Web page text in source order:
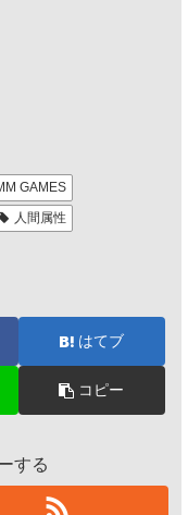
GAMES
人間属性
はてブ
コピー
する